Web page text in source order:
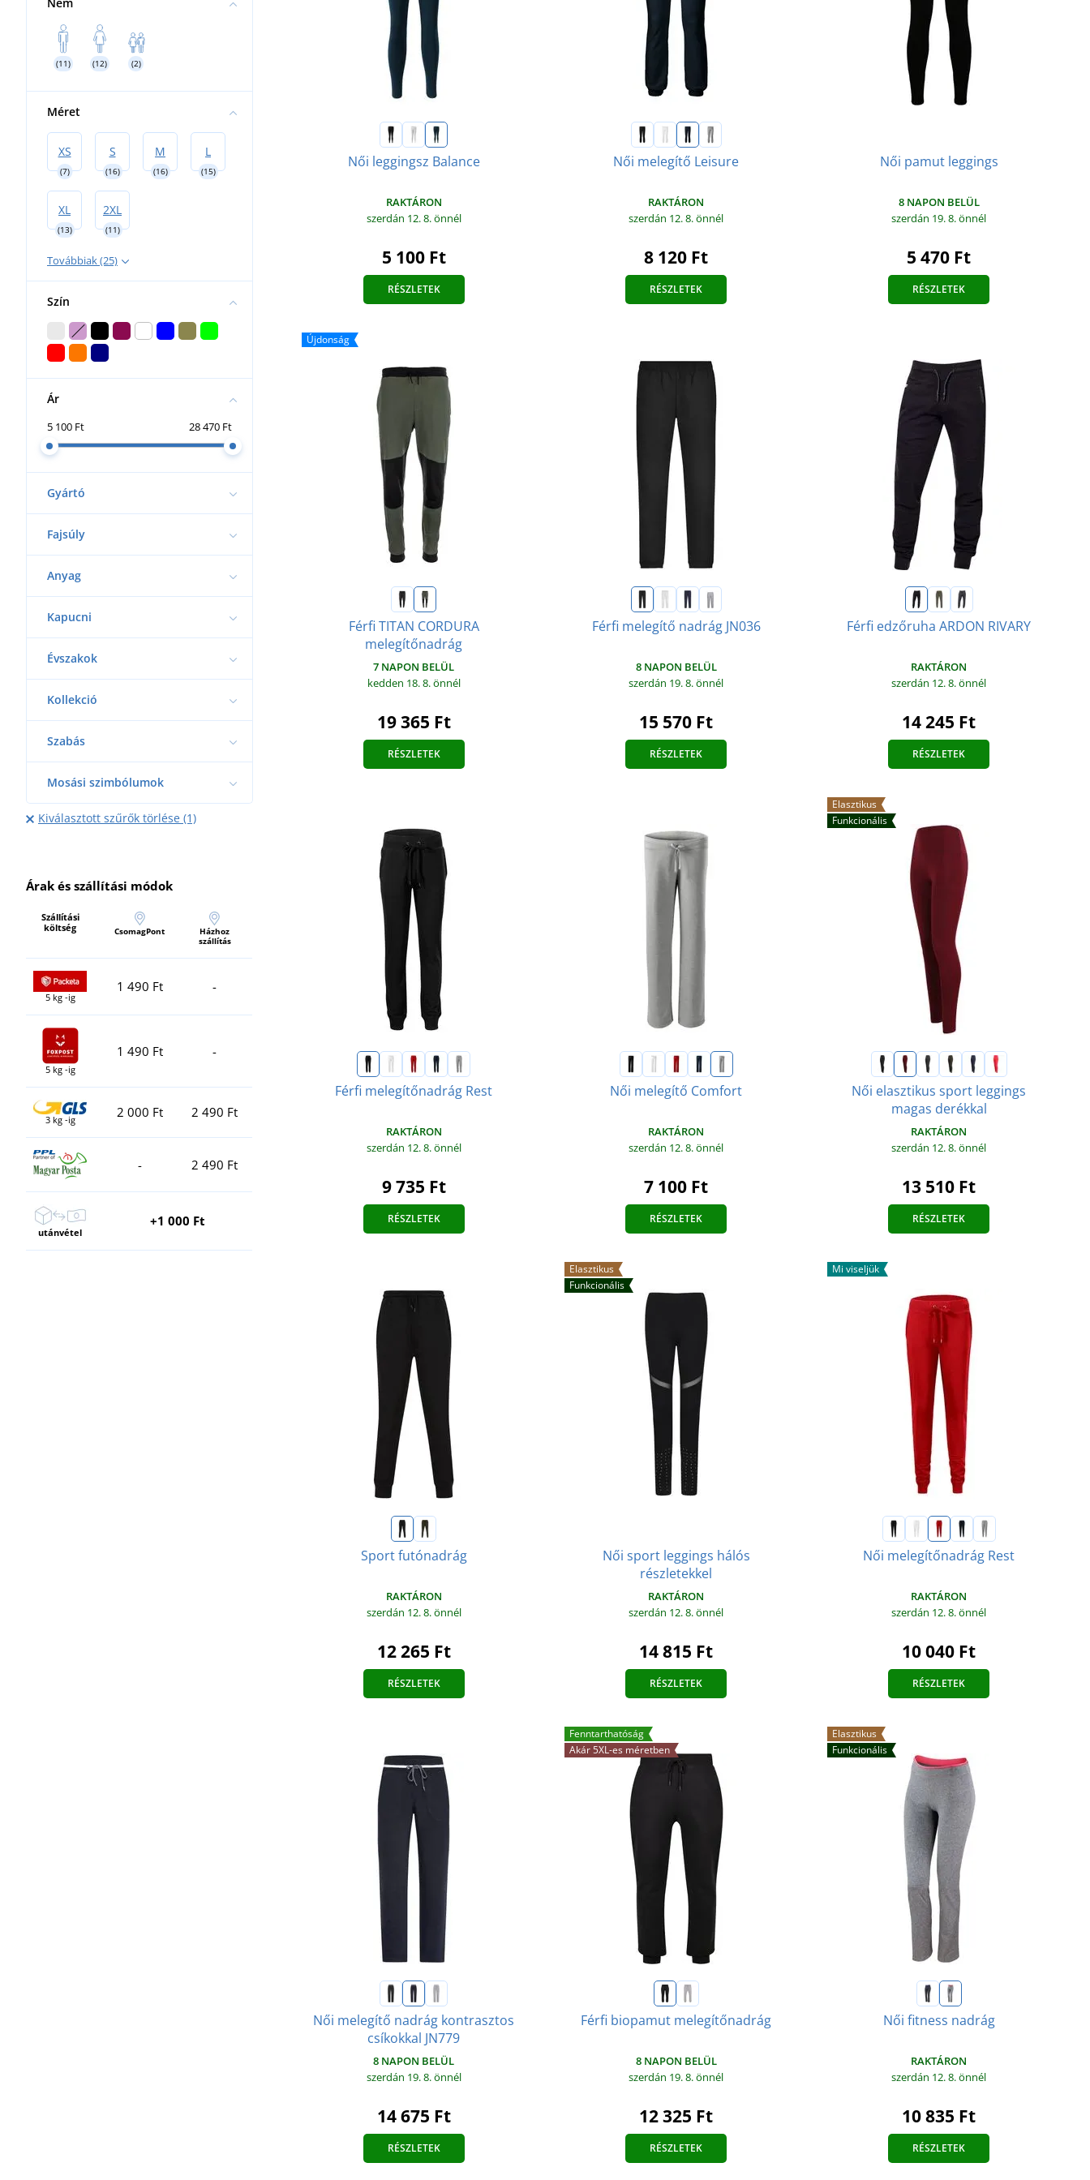
(11) (12) (2)
Méret
XS
(7)
S
(16)
M
(16)
L
(15)
XL
(13)
2XL
(11)
Továbbiak (25)
Szín
Ár
5 100 Ft 28 470 Ft
Gyártó
Fajsúly
Anyag
Kapucni
Évszakok
Kollekció
Szabás
Mosási szimbólumok
Kiválasztott szűrők törlése (1)
Árak és szállítási módok
Szállítási
költség
CsomagPont
Házhoz
szállítás
5 kg -ig
1 490 Ft -
5 kg -ig
1 490 Ft -
3 kg -ig 2 000 Ft 2 490 Ft
- 2 490 Ft
utánvétel
+1 000 Ft
Női leggingsz Balance
RAKTÁRON
szerdán 12. 8.önnél
5 100 Ft
RÉSZLETEK
Női melegítő Leisure
RAKTÁRON
szerdán 12. 8.önnél
8 120 Ft
RÉSZLETEK
Női pamut leggings
8 NAPON BELÜL
szerdán 19. 8.önnél
5 470 Ft
RÉSZLETEK
Újdonság
Férfi TITAN CORDURA
melegítőnadrág
7 NAPON BELÜL
kedden 18. 8.önnél
19 365 Ft
RÉSZLETEK
Férfi melegítő nadrág JN036
8 NAPON BELÜL
szerdán 19. 8.önnél
15 570 Ft
RÉSZLETEK
Férfi edzőruha ARDON RIVARY
RAKTÁRON
szerdán 12. 8.önnél
14 245 Ft
RÉSZLETEK
Férfi melegítőnadrág Rest
RAKTÁRON
szerdán 12. 8.önnél
9 735 Ft
RÉSZLETEK
Női melegítő Comfort
RAKTÁRON
szerdán 12. 8.önnél
7 100 Ft
RÉSZLETEK
Elasztikus
Funkcionális
Női elasztikus sport leggings
magas derékkal
RAKTÁRON
szerdán 12. 8.önnél
13 510 Ft
RÉSZLETEK
Sport futónadrág
RAKTÁRON
szerdán 12. 8.önnél
12 265 Ft
RÉSZLETEK
Elasztikus
Funkcionális
Női sport leggings hálós
részletekkel
RAKTÁRON
szerdán 12. 8.önnél
14 815 Ft
RÉSZLETEK
Mi viseljük
Női melegítőnadrág Rest
RAKTÁRON
szerdán 12. 8.önnél
10 040 Ft
RÉSZLETEK
Női melegítő nadrág kontrasztos
csíkokkal JN779
8 NAPON BELÜL
szerdán 19. 8.önnél
14 675 Ft
RÉSZLETEK
Fenntarthatóság
Akár 5XL-es méretben
Férfi biopamut melegítőnadrág
8 NAPON BELÜL
szerdán 19. 8.önnél
12 325 Ft
RÉSZLETEK
Elasztikus
Funkcionális
Női fitness nadrág
RAKTÁRON
szerdán 12. 8.önnél
10 835 Ft
RÉSZLETEK